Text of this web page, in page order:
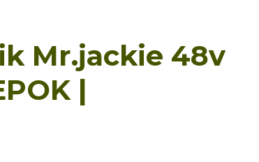
Mr.jackie 48v
|